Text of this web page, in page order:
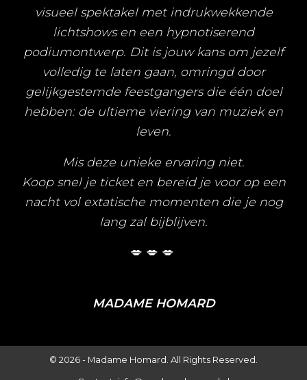
visueel spektakel met indrukwekkende
lichtshows en een hypnotiserend
podiumontwerp. Dit is jouw kans om jezelf
volledig te laten gaan, omringd door
gelijkgestemde feestgangers die één doel
hebben: de ultieme viering van muziek en
leven.
Mis deze unieke ervaring niet.
Koop snel je ticket en bereid je voor op een
nacht vol extatische momenten die je nog
lang zal bijblijven.
💋 💋 💋
MADAME HOMARD
© 2026 - Madame Homard. All Rights Reserved.